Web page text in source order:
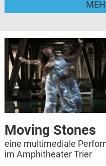
Moving Stones
eine multimediale
im Amphitheater Trier